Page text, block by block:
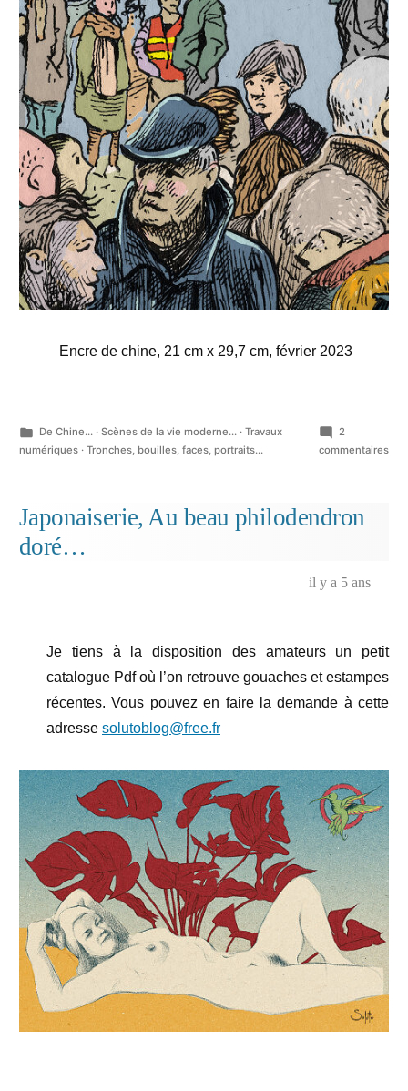
Encre de chine, 21 cm x 29,7 cm, février 2023
Publié
dans
De Chine...· Scènes de la vie moderne...· Travaux
numériques · Tronches, bouilles, faces, portraits...
2
commentairessur
Japonaiserie, Au beau philodendron
doré…
il y a 5 ans
Je tiens à la disposition des amateurs un petit
catalogue Pdf où l’on retrouve gouaches et estampes
récentes. Vous pouvez en faire la demande à cette
adresse solutoblog@free.fr